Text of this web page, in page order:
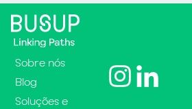
Sobre nós
Blog
Soluções e